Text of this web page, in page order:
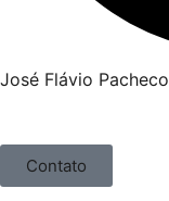
José Flávio Pacheco
Contato